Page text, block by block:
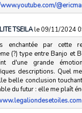
TSEILAle 09/11/2024
enchantée par cette
(?) type entre Banjo et
d'une grande
descriptions. Quel
belle conclusion
du futur : elle me plaît